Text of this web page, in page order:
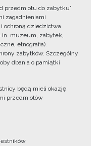
przedmiotu do zabytku”
zagadnieniami
ochroną dziedzictwa
muzeum, zabytek,
etnografia).
zabytków. Szczególny
dbania o pamiątki
będą mieli okazję
przedmiotów